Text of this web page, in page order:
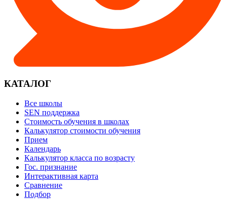
КАТАЛОГ
Все школы
SEN поддержка
Стоимость обучения в школах
Калькулятор стоимости обучения
Прием
Календарь
Калькулятор класса по возрасту
Гос. признание
Интерактивная карта
Сравнение
Подбор